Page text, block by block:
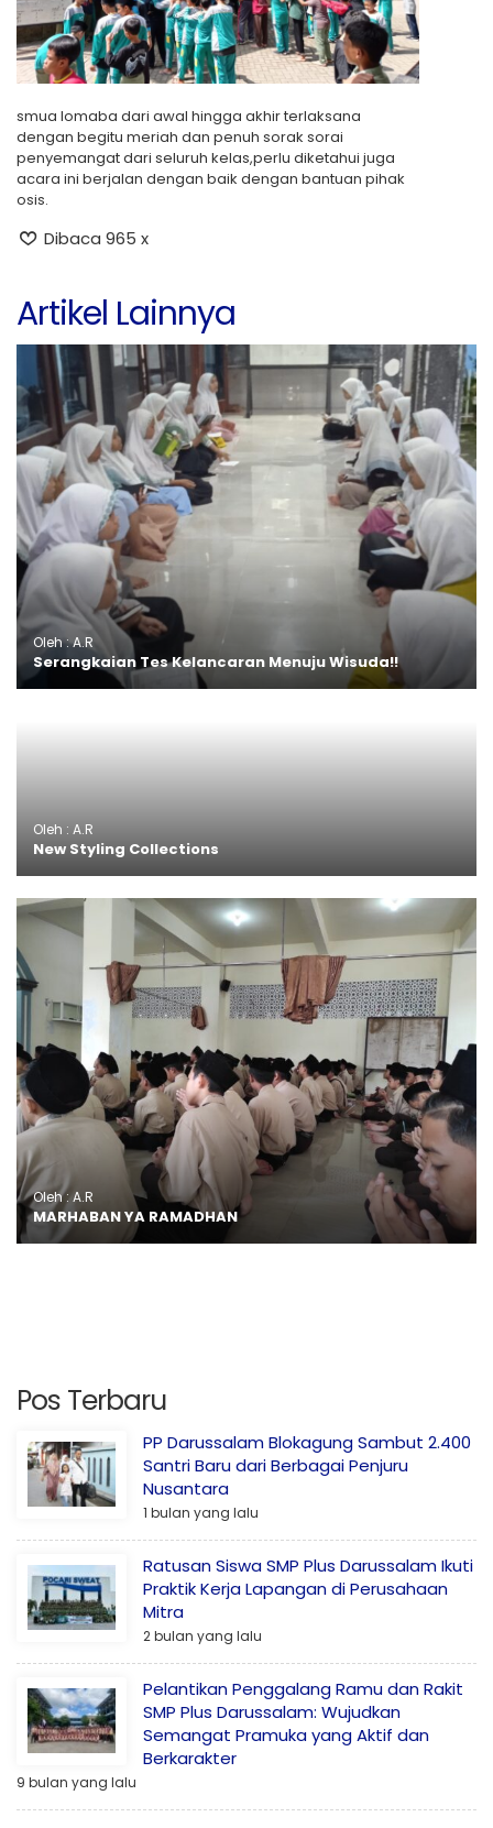
smua lomaba dari awal hingga akhir terlaksana
dengan begitu meriah dan penuh sorak sorai
penyemangat dari seluruh kelas,perlu diketahui juga
acara ini berjalan dengan baik dengan bantuan pihak
osis.
Dibaca 965 x
Artikel Lainnya
Oleh : A.R
Serangkaian Tes Kelancaran Menuju Wisuda!!
Oleh : A.R
New Styling Collections
Oleh : A.R
MARHABAN YA RAMADHAN
Pos Terbaru
PP Darussalam Blokagung Sambut 2.400
Santri Baru dari Berbagai Penjuru
Nusantara
1 bulan yang lalu
Ratusan Siswa SMP Plus Darussalam Ikuti
Praktik Kerja Lapangan di Perusahaan
Mitra
2 bulan yang lalu
Pelantikan Penggalang Ramu dan Rakit
SMP Plus Darussalam: Wujudkan
Semangat Pramuka yang Aktif dan
Berkarakter
9 bulan yang lalu